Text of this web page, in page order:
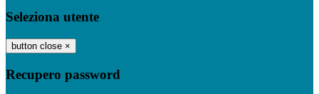
Seleziona utente
button close ×
Recupero password